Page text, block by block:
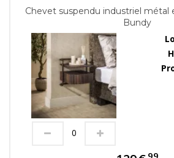
Chevet suspendu industriel métal
Bundy
99